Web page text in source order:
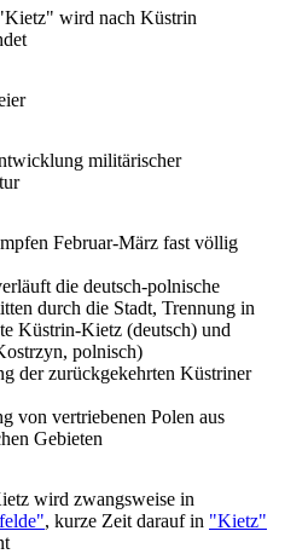
wird nach Küstrin
militärischer
Februar-März fast völlig
die deutsch-polnische
durch die Stadt, Trennung in
Küstrin-Kietz (deutsch) und
polnisch)
der zurückgekehrten Küstriner
von vertriebenen Polen aus
Gebieten
wird zwangsweise in
, kurze Zeit darauf in "Kietz"